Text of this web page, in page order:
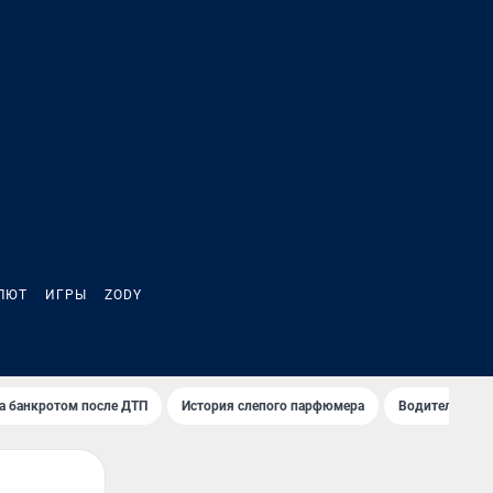
ИГРЫ ZODY
банкротом после ДТП История слепого парфюмера Водители